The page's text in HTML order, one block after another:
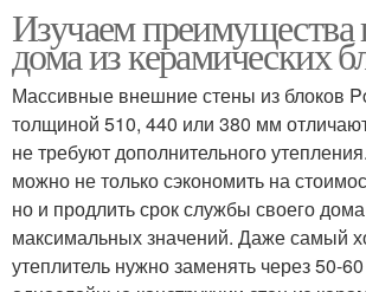
Изучаем преимущества
дома из керамических
Массивные внешние стены из блоков
толщиной 510, 440 или 380 мм
не требуют дополнительного
можно не только сэкономить на
но и продлить срок службы своего
максимальных значений. Даже самый
утеплитель нужно заменять через 50-